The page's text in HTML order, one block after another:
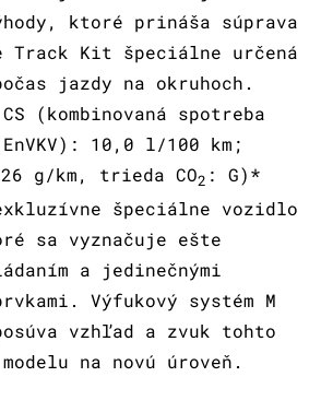
ktoré prináša súprava
Track Kit špeciálne určená
jazdy na okruhoch.
CS (kombinovaná spotreba
10,0 l/100 km;
g/km, trieda CO2 : G)*
špeciálne vozidlo
sa vyznačuje ešte
a jedinečnými
Výfukový systém M
vzhľad a zvuk tohto
na novú úroveň.